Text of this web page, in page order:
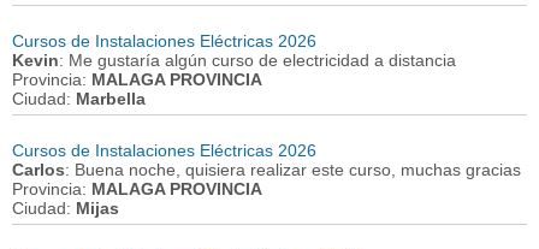
Cursos de Instalaciones Eléctricas 2026
Kevin: Me gustaría algún curso de electricidad a distancia
Provincia: MALAGA PROVINCIA
Ciudad: Marbella
Cursos de Instalaciones Eléctricas 2026
Carlos: Buena noche, quisiera realizar este curso, muchas gracias
Provincia: MALAGA PROVINCIA
Ciudad: Mijas